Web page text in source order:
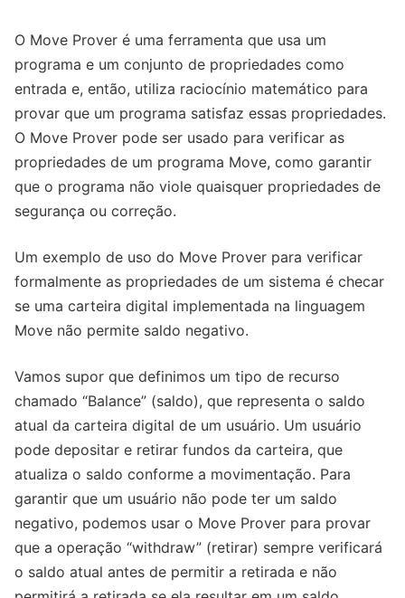
O Move Prover é uma ferramenta que usa um
programa e um conjunto de propriedades como
entrada e, então, utiliza raciocínio matemático para
provar que um programa satisfaz essas propriedades.
O Move Prover pode ser usado para verificar as
propriedades de um programa Move, como garantir
que o programa não viole quaisquer propriedades de
segurança ou correção.
Um exemplo de uso do Move Prover para verificar
formalmente as propriedades de um sistema é checar
se uma carteira digital implementada na linguagem
Move não permite saldo negativo.
Vamos supor que definimos um tipo de recurso
chamado “Balance” (saldo), que representa o saldo
atual da carteira digital de um usuário. Um usuário
pode depositar e retirar fundos da carteira, que
atualiza o saldo conforme a movimentação. Para
garantir que um usuário não pode ter um saldo
negativo, podemos usar o Move Prover para provar
que a operação “withdraw” (retirar) sempre verificará
o saldo atual antes de permitir a retirada e não